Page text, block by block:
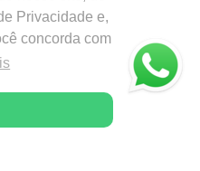
Privacidade e,
concorda com